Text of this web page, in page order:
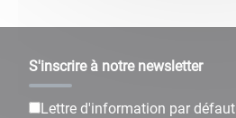
S'inscrire à notre newsletter
Lettre d'information par défaut